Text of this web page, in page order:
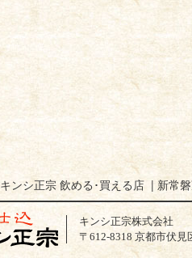
キンシ正宗 飲める･買える店| 新常
キンシ正宗株式会社
〒612-8318 京都市伏